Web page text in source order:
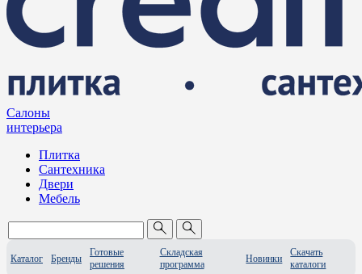
Салоны
интерьера
Плитка
Сантехника
Двери
Мебель
Каталог Бренды
Готовые
решения
Складская
программа
Новинки
Скачать
каталоги